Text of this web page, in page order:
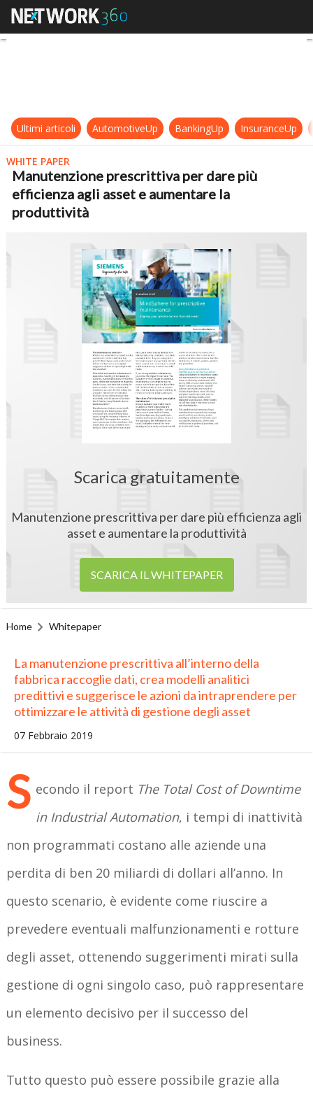
Manutenzione prescrittiva per
Ultimi articoli AutomotiveUp BankingUp InsuranceUp
WHITE PAPER
Manutenzione prescrittiva per dare più
efficienza agli asset e aumentare la
produttività
Scarica gratuitamente
Manutenzione prescrittiva per dare più efficienza agli
asset e aumentare la produttività
SCARICA IL WHITEPAPER
Home Whitepaper
La manutenzione prescrittiva all’interno della
fabbrica raccoglie dati, crea modelli analitici
predittivi e suggerisce le azioni da intraprendere per
ottimizzare le attività di gestione degli asset
07 Febbraio 2019
S econdo il report The Total Cost of Downtime
in Industrial Automation, i tempi di inattività
non programmati costano alle aziende una
perdita di ben 20 miliardi di dollari all’anno. In
questo scenario, è evidente come riuscire a
prevedere eventuali malfunzionamenti e rotture
degli asset, ottenendo suggerimenti mirati sulla
gestione di ogni singolo caso, può rappresentare
un elemento decisivo per il successo del
business.
Tutto questo può essere possibile grazie alla